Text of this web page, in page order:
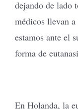
dejando de lado
médicos llevan a
estamos ante el
forma de
En Holanda, la